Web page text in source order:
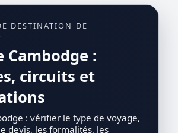
DESTINATION DE
Cambodge :
circuits et
: vérifier le type de voyage,
devis, les formalités, les